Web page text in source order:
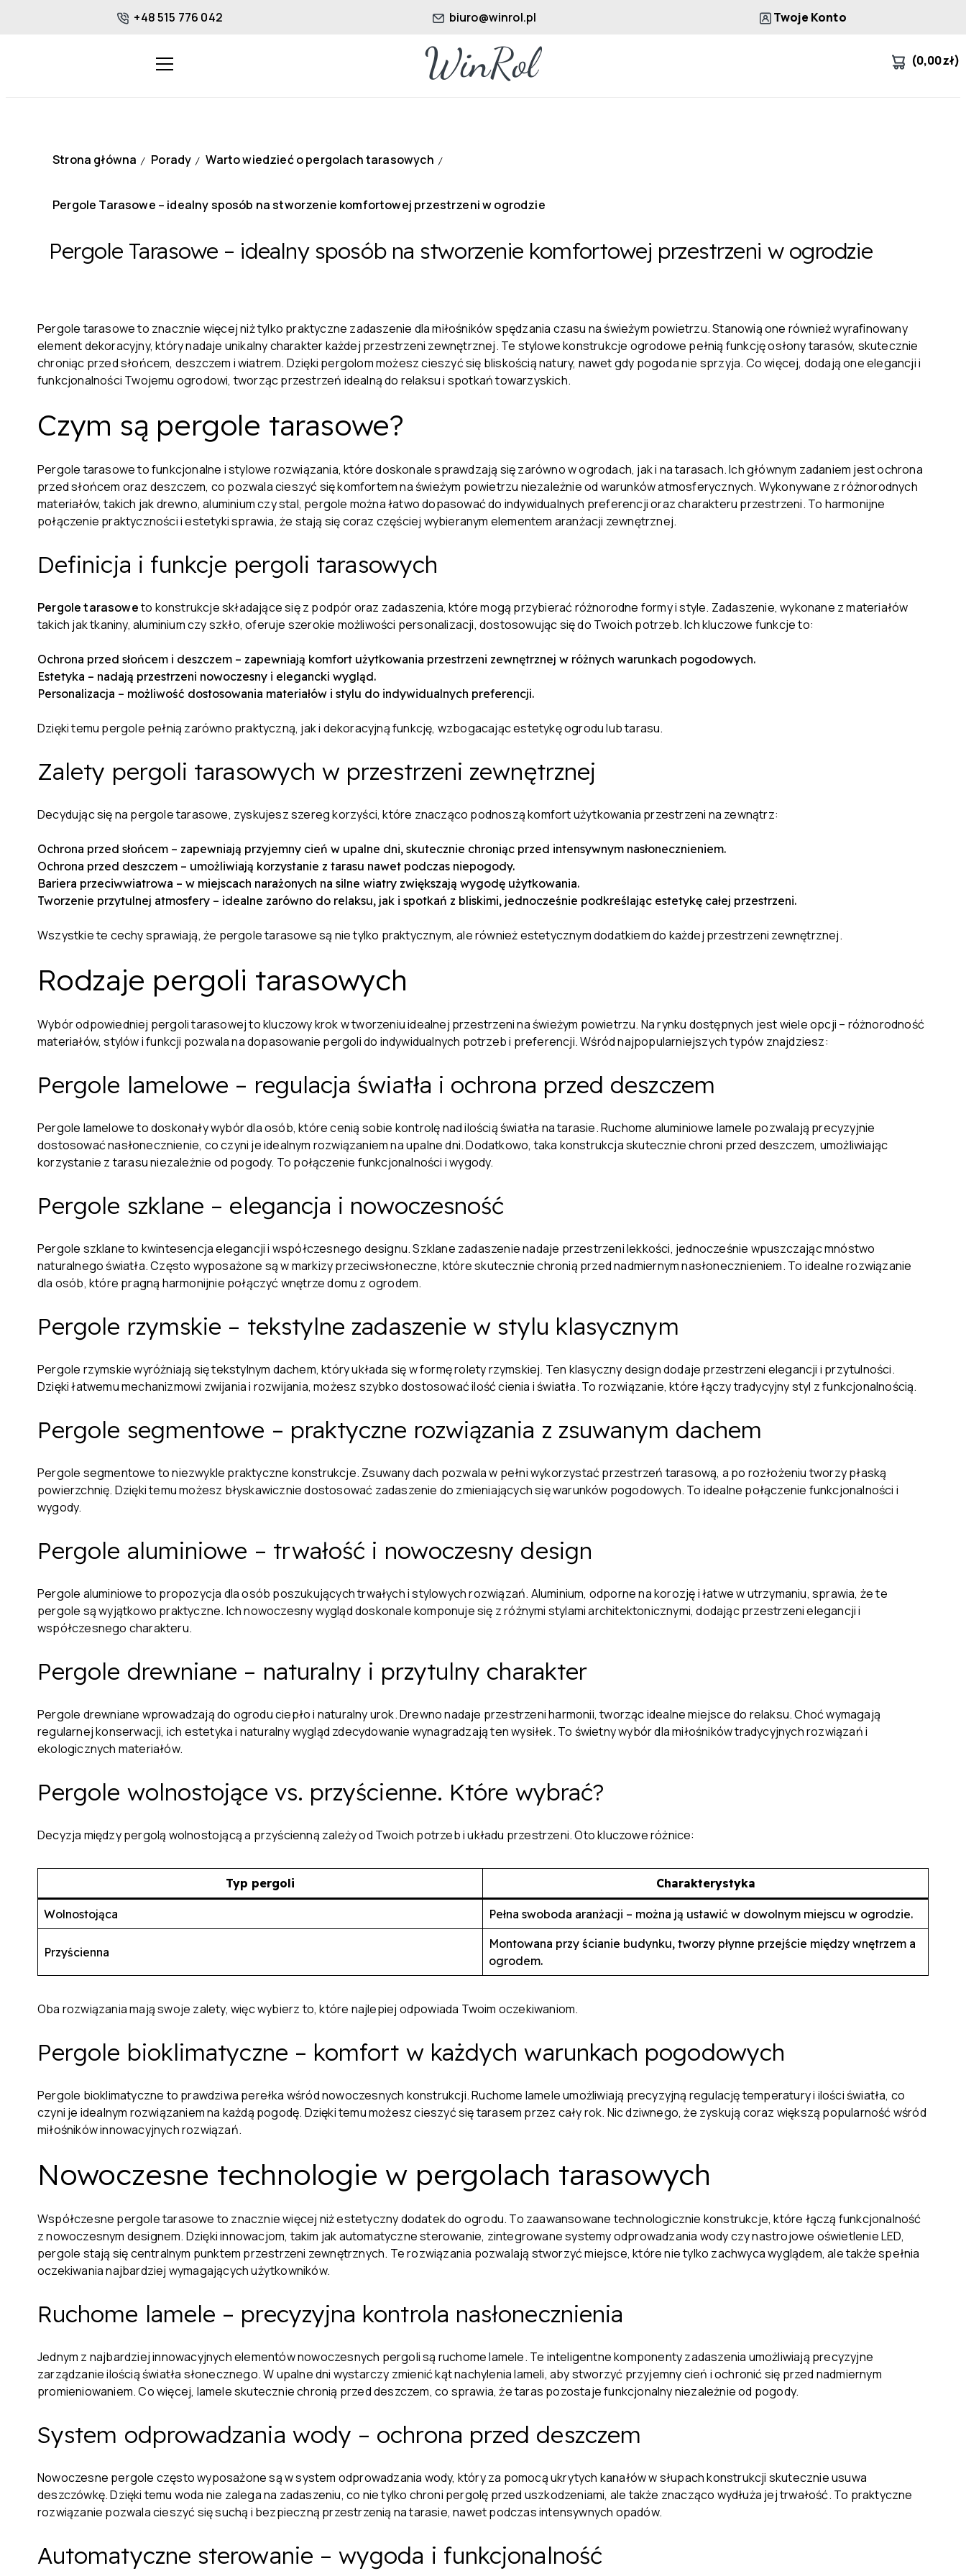
+48 515 776 042 biuro@winrol.pl Twoje Konto
(0,00zł)
Strona główna / Porady / Warto wiedzieć o pergolach tarasowych /
Pergole Tarasowe – idealny sposób na stworzenie komfortowej przestrzeni w ogrodzie
Pergole Tarasowe – idealny sposób na stworzenie komfortowej przestrzeni w ogrodzie
Pergole tarasowe to znacznie więcej niż tylko praktyczne zadaszenie dla miłośników spędzania czasu na świeżym powietrzu. Stanowią one również wyrafinowany
element dekoracyjny, który nadaje unikalny charakter każdej przestrzeni zewnętrznej. Te stylowe konstrukcje ogrodowe pełnią funkcję osłony tarasów, skutecznie
chroniąc przed słońcem, deszczem i wiatrem. Dzięki pergolom możesz cieszyć się bliskością natury, nawet gdy pogoda nie sprzyja. Co więcej, dodają one elegancji i
funkcjonalności Twojemu ogrodowi, tworząc przestrzeń idealną do relaksu i spotkań towarzyskich.
Czym są pergole tarasowe?
Pergole tarasowe to funkcjonalne i stylowe rozwiązania, które doskonale sprawdzają się zarówno w ogrodach, jak i na tarasach. Ich głównym zadaniem jest ochrona
przed słońcem oraz deszczem, co pozwala cieszyć się komfortem na świeżym powietrzu niezależnie od warunków atmosferycznych. Wykonywane z różnorodnych
materiałów, takich jak drewno, aluminium czy stal, pergole można łatwo dopasować do indywidualnych preferencji oraz charakteru przestrzeni. To harmonijne
połączenie praktyczności i estetyki sprawia, że stają się coraz częściej wybieranym elementem aranżacji zewnętrznej.
Definicja i funkcje pergoli tarasowych
Pergole tarasoweto konstrukcje składające się z podpór oraz zadaszenia, które mogą przybierać różnorodne formy i style. Zadaszenie, wykonane z materiałów
takich jak tkaniny, aluminium czy szkło, oferuje szerokie możliwości personalizacji, dostosowując się do Twoich potrzeb. Ich kluczowe funkcje to:
Ochrona przed słońcem i deszczem – zapewniają komfort użytkowania przestrzeni zewnętrznej w różnych warunkach pogodowych.
Estetyka – nadają przestrzeni nowoczesny i elegancki wygląd.
Personalizacja – możliwość dostosowania materiałów i stylu do indywidualnych preferencji.
Dzięki temu pergole pełnią zarówno praktyczną, jak i dekoracyjną funkcję, wzbogacając estetykę ogrodu lub tarasu.
Zalety pergoli tarasowych w przestrzeni zewnętrznej
Decydując się na pergole tarasowe, zyskujesz szereg korzyści, które znacząco podnoszą komfort użytkowania przestrzeni na zewnątrz:
Ochrona przed słońcem – zapewniają przyjemny cień w upalne dni, skutecznie chroniąc przed intensywnym nasłonecznieniem.
Ochrona przed deszczem – umożliwiają korzystanie z tarasu nawet podczas niepogody.
Bariera przeciwwiatrowa – w miejscach narażonych na silne wiatry zwiększają wygodę użytkowania.
Tworzenie przytulnej atmosfery – idealne zarówno do relaksu, jak i spotkań z bliskimi, jednocześnie podkreślając estetykę całej przestrzeni.
Wszystkie te cechy sprawiają, że pergole tarasowe są nie tylko praktycznym, ale również estetycznym dodatkiem do każdej przestrzeni zewnętrznej.
Rodzaje pergoli tarasowych
Wybór odpowiedniej pergoli tarasowej to kluczowy krok w tworzeniu idealnej przestrzeni na świeżym powietrzu. Na rynku dostępnych jest wiele opcji – różnorodność
materiałów, stylów i funkcji pozwala na dopasowanie pergoli do indywidualnych potrzeb i preferencji. Wśród najpopularniejszych typów znajdziesz:
Pergole lamelowe – regulacja światła i ochrona przed deszczem
Pergole lamelowe to doskonały wybór dla osób, które cenią sobie kontrolę nad ilością światła na tarasie. Ruchome aluminiowe lamele pozwalają precyzyjnie
dostosować nasłonecznienie, co czyni je idealnym rozwiązaniem na upalne dni. Dodatkowo, taka konstrukcja skutecznie chroni przed deszczem, umożliwiając
korzystanie z tarasu niezależnie od pogody. To połączenie funkcjonalności i wygody.
Pergole szklane – elegancja i nowoczesność
Pergole szklane to kwintesencja elegancji i współczesnego designu. Szklane zadaszenie nadaje przestrzeni lekkości, jednocześnie wpuszczając mnóstwo
naturalnego światła. Często wyposażone są w markizy przeciwsłoneczne, które skutecznie chronią przed nadmiernym nasłonecznieniem. To idealne rozwiązanie
dla osób, które pragną harmonijnie połączyć wnętrze domu z ogrodem.
Pergole rzymskie – tekstylne zadaszenie w stylu klasycznym
Pergole rzymskie wyróżniają się tekstylnym dachem, który układa się w formę rolety rzymskiej. Ten klasyczny design dodaje przestrzeni elegancji i przytulności.
Dzięki łatwemu mechanizmowi zwijania i rozwijania, możesz szybko dostosować ilość cienia i światła. To rozwiązanie, które łączy tradycyjny styl z funkcjonalnością.
Pergole segmentowe – praktyczne rozwiązania z zsuwanym dachem
Pergole segmentowe to niezwykle praktyczne konstrukcje. Zsuwany dach pozwala w pełni wykorzystać przestrzeń tarasową, a po rozłożeniu tworzy płaską
powierzchnię. Dzięki temu możesz błyskawicznie dostosować zadaszenie do zmieniających się warunków pogodowych. To idealne połączenie funkcjonalności i
wygody.
Pergole aluminiowe – trwałość i nowoczesny design
Pergole aluminiowe to propozycja dla osób poszukujących trwałych i stylowych rozwiązań. Aluminium, odporne na korozję i łatwe w utrzymaniu, sprawia, że te
pergole są wyjątkowo praktyczne. Ich nowoczesny wygląd doskonale komponuje się z różnymi stylami architektonicznymi, dodając przestrzeni elegancji i
współczesnego charakteru.
Pergole drewniane – naturalny i przytulny charakter
Pergole drewniane wprowadzają do ogrodu ciepło i naturalny urok. Drewno nadaje przestrzeni harmonii, tworząc idealne miejsce do relaksu. Choć wymagają
regularnej konserwacji, ich estetyka i naturalny wygląd zdecydowanie wynagradzają ten wysiłek. To świetny wybór dla miłośników tradycyjnych rozwiązań i
ekologicznych materiałów.
Pergole wolnostojące vs. przyścienne. Które wybrać?
Decyzja między pergolą wolnostojącą a przyścienną zależy od Twoich potrzeb i układu przestrzeni. Oto kluczowe różnice:
Typ pergoli Charakterystyka
Wolnostojąca Pełna swoboda aranżacji – można ją ustawić w dowolnym miejscu w ogrodzie.
Przyścienna
Montowana przy ścianie budynku, tworzy płynne przejście między wnętrzem a
ogrodem.
Oba rozwiązania mają swoje zalety, więc wybierz to, które najlepiej odpowiada Twoim oczekiwaniom.
Pergole bioklimatyczne – komfort w każdych warunkach pogodowych
Pergole bioklimatyczne to prawdziwa perełka wśród nowoczesnych konstrukcji. Ruchome lamele umożliwiają precyzyjną regulację temperatury i ilości światła, co
czyni je idealnym rozwiązaniem na każdą pogodę. Dzięki temu możesz cieszyć się tarasem przez cały rok. Nic dziwnego, że zyskują coraz większą popularność wśród
miłośników innowacyjnych rozwiązań.
Nowoczesne technologie w pergolach tarasowych
Współczesne pergole tarasowe to znacznie więcej niż estetyczny dodatek do ogrodu. To zaawansowane technologicznie konstrukcje, które łączą funkcjonalność
z nowoczesnym designem. Dzięki innowacjom, takim jak automatyczne sterowanie, zintegrowane systemy odprowadzania wody czy nastrojowe oświetlenie LED,
pergole stają się centralnym punktem przestrzeni zewnętrznych. Te rozwiązania pozwalają stworzyć miejsce, które nie tylko zachwyca wyglądem, ale także spełnia
oczekiwania najbardziej wymagających użytkowników.
Ruchome lamele – precyzyjna kontrola nasłonecznienia
Jednym z najbardziej innowacyjnych elementów nowoczesnych pergoli są ruchome lamele. Te inteligentne komponenty zadaszenia umożliwiają precyzyjne
zarządzanie ilością światła słonecznego. W upalne dni wystarczy zmienić kąt nachylenia lameli, aby stworzyć przyjemny cień i ochronić się przed nadmiernym
promieniowaniem. Co więcej, lamele skutecznie chronią przed deszczem, co sprawia, że taras pozostaje funkcjonalny niezależnie od pogody.
System odprowadzania wody – ochrona przed deszczem
Nowoczesne pergole często wyposażone są w system odprowadzania wody, który za pomocą ukrytych kanałów w słupach konstrukcji skutecznie usuwa
deszczówkę. Dzięki temu woda nie zalega na zadaszeniu, co nie tylko chroni pergolę przed uszkodzeniami, ale także znacząco wydłuża jej trwałość. To praktyczne
rozwiązanie pozwala cieszyć się suchą i bezpieczną przestrzenią na tarasie, nawet podczas intensywnych opadów.
Automatyczne sterowanie – wygoda i funkcjonalność